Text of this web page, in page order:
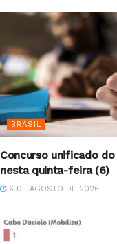
BRASIL
Concurso unificado
nesta quinta-feira (6)
6 DE AGOSTO DE 2026